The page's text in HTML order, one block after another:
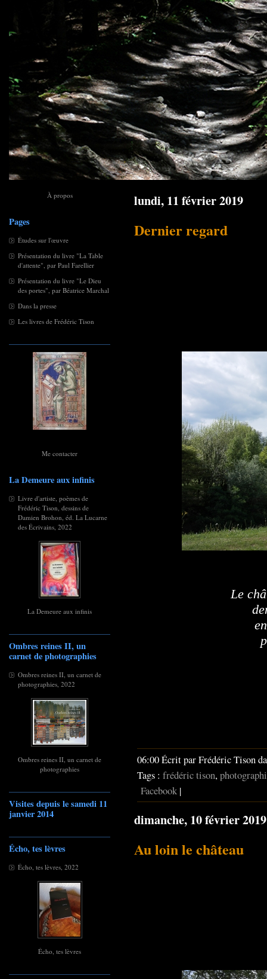
À propos
Pages
Études sur l'œuvre
Présentation du livre "La Table
d'attente", par Paul Farellier
Présentation du livre "Le Dieu
des portes", par Béatrice Marchal
Dans la presse
Les livres de Frédéric Tison
Me contacter
La Demeure aux infinis
Livre d'artiste, poèmes de
Frédéric Tison, dessins de
Damien Brohon, éd. La Lucarne
des Écrivains, 2022
La Demeure aux infinis
Ombres reines II, un
carnet de photographies
Ombres reines II, un carnet de
photographies, 2022
Ombres reines II, un carnet de
photographies
Visites depuis le samedi 11
janvier 2014
Écho, tes lèvres
Écho, tes lèvres, 2022
Écho, tes lèvres
lundi, 11 février 2019
Dernier regard
Le
06:00 Écrit par Frédéric Tison
Tags : frédéric tison,
Facebook |
dimanche, 10 février 2019
Au loin le château